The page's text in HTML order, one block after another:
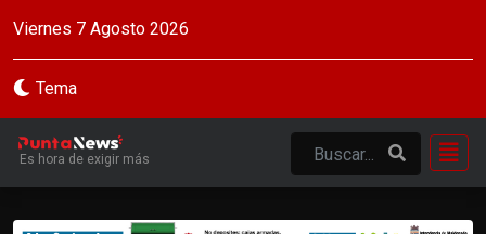
Viernes 7 Agosto 2026
Tema
Es hora de exigir más